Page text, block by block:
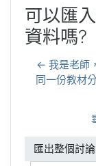
可以匯
資料嗎?
← 我是老師
同一份教材